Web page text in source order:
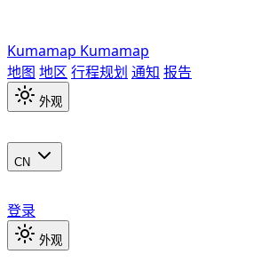
Kumamap Kumamap
地图 地区 行程规划 通知 报告
外观
CN
登录
外观